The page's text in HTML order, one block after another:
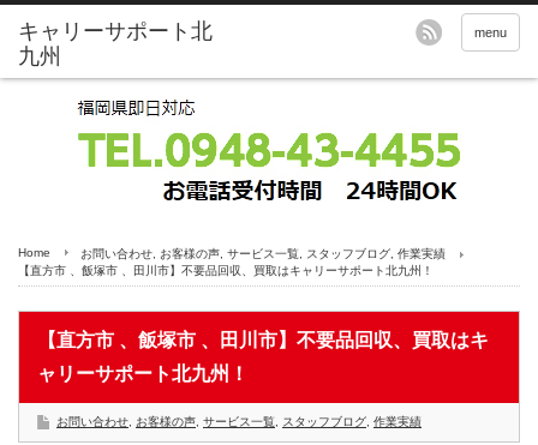
menu
Home お問い合わせ お客様の声 サービス一覧 スタッフブログ 作業実績
【直方市 、飯塚市 、田川市】不要品回収、買取はキャリーサポート北九州！
【直方市 、飯塚市 、田川市】不要品回収、買取はキ
ャリーサポート北九州！
お問い合わせ お客様の声 サービス一覧 スタッフブログ 作業実績